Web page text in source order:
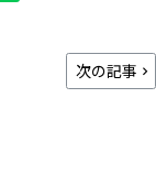
次の記事